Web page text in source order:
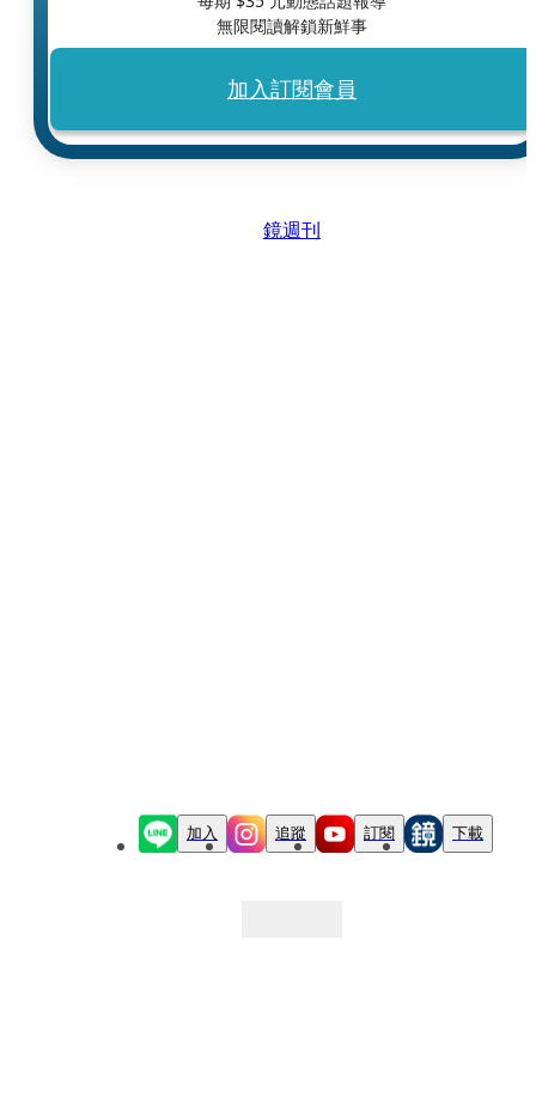
無限閱讀解鎖新鮮事
加入訂閱會員
鏡週刊
加入 追蹤 訂閱 下載